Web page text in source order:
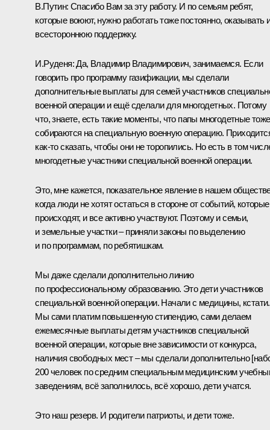
В.Путин: Спасибо Вам за эту работу. И по семьям ребят,
которые воюют, нужно работать тоже постоянно, оказывать
всестороннюю поддержку.
И.Руденя:Да, Владимир Владимирович, занимаемся. Если
говорить про программу газификации, мы сделали
дополнительные выплаты для семей участников
военной операции и ещё сделали для многодетных. Потому
что, знаете, есть такие моменты, что папы многодетные тоже
собираются на специальную военную операцию.
как-то сказать, чтобы они не торопились. Но есть в том
многодетные участники специальной военной операции.
Это, мне кажется, показательное явление в нашем
когда люди не хотят остаться в стороне от событий, которые
происходят, и все активно участвуют. Поэтому и семьи,
и земельные участки – приняли законы по выделению
и по программам, по ребятишкам.
Мы даже сделали дополнительно линию
по профессиональному образованию. Это дети участников
специальной военной операции. Начали с медицины, кстати.
Мы сами платим повышенную стипендию, сами делаем
ежемесячные выплаты детям участников специальной
военной операции, которые вне зависимости от конкурса,
наличия свободных мест – мы сделали дополнительно
200 человек по средним специальным медицинским
заведениям, всё заполнилось, всё хорошо, дети учатся.
Это наш резерв. И родители патриоты, и дети тоже.